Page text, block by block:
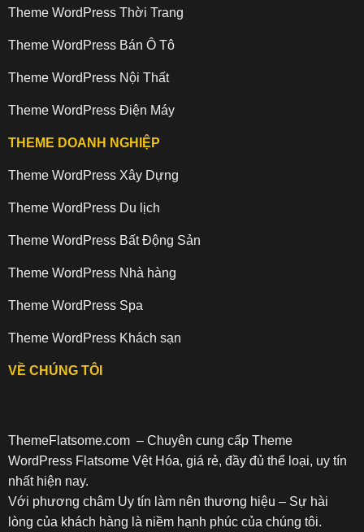
Theme WordPress Thời Trang
Theme WordPress Bán Ô Tô
Theme WordPress Nội Thất
Theme WordPress Điện Máy
THEME DOANH NGHIỆP
Theme WordPress Xây Dựng
Theme WordPress Du lịch
Theme WordPress Bất Động Sản
Theme WordPress Nhà hàng
Theme WordPress Spa
Theme WordPress Khách sạn
VỀ CHÚNG TÔI
ThemeFlatsome.com– Chuyên cung cấp Theme
WordPress Flatsome Vệt Hóa, giá rẻ, đầy đủ thể loại, uy tín
nhất hiện nay.
Với phương châm Uy tín làm nên thương hiệu – Sự hài
lòng của khách hàng là niềm hạnh phúc của chúng tôi.